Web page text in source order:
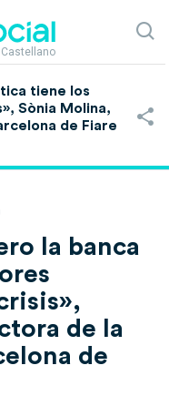
Castellano
tiene los
Sònia Molina,
de Fiare
la banca
de la
de